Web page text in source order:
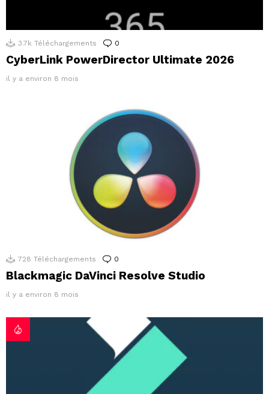
3.7k Téléchargements 0
CyberLink PowerDirector Ultimate 2026
il y a environ 8 mois
728 Téléchargements 0
Blackmagic DaVinci Resolve Studio
il y a environ 8 mois